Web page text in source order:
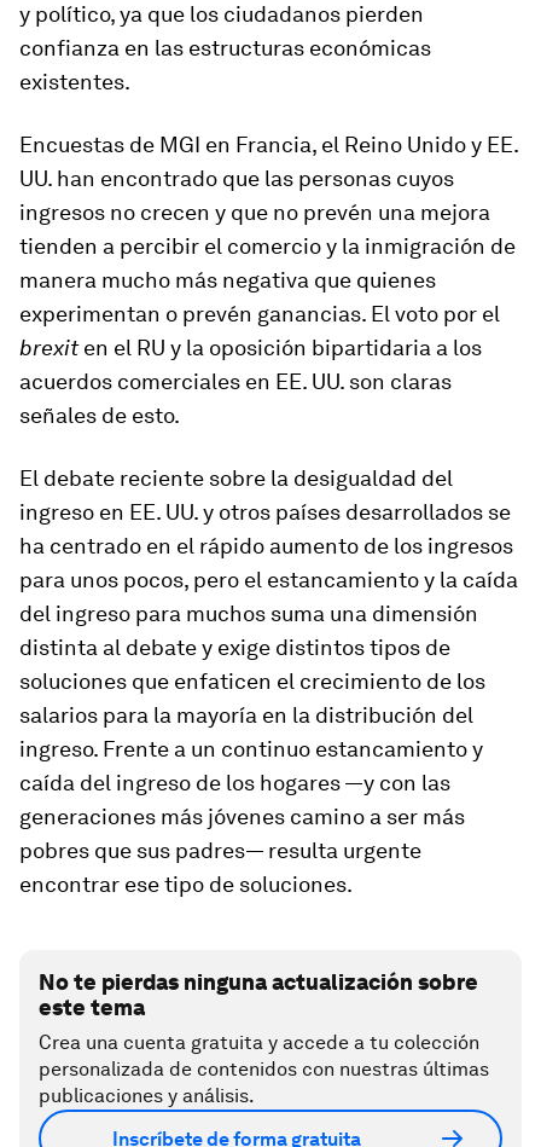
y político, ya que los ciudadanos pierden
confianza en las estructuras económicas
existentes.
Encuestas de MGI en Francia, el Reino Unido y EE.
UU. han encontrado que las personas cuyos
ingresos no crecen y que no prevén una mejora
tienden a percibir el comercio y la inmigración de
manera mucho más negativa que quienes
experimentan o prevén ganancias. El voto por el
brexiten el RU y la oposición bipartidaria a los
acuerdos comerciales en EE. UU. son claras
señales de esto.
El debate reciente sobre la desigualdad del
ingreso en EE. UU. y otros países desarrollados se
ha centrado en el rápido aumento de los ingresos
para unos pocos, pero el estancamiento y la caída
del ingreso para muchos suma una dimensión
distinta al debate y exige distintos tipos de
soluciones que enfaticen el crecimiento de los
salarios para la mayoría en la distribución del
ingreso. Frente a un continuo estancamiento y
caída del ingreso de los hogares —y con las
generaciones más jóvenes camino a ser más
pobres que sus padres— resulta urgente
encontrar ese tipo de soluciones.
No te pierdas ninguna actualización sobre
este tema
Crea una cuenta gratuita y accede a tu colección
personalizada de contenidos con nuestras últimas
publicaciones y análisis.
Inscríbete de forma gratuita